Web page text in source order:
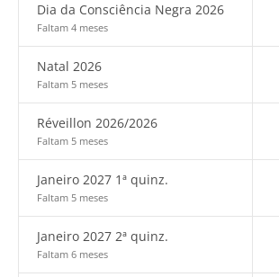
Dia da Consciência Negra 2026
Faltam 4 meses
Natal 2026
Faltam 5 meses
Réveillon 2026/2026
Faltam 5 meses
Janeiro 2027 1ª quinz.
Faltam 5 meses
Janeiro 2027 2ª quinz.
Faltam 6 meses